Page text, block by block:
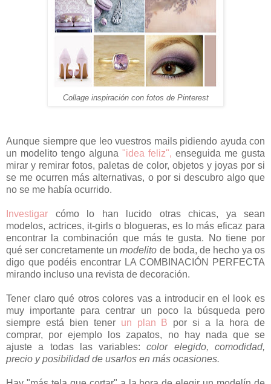
Collage inspiración con fotos de Pinterest
Aunque siempre que leo vuestros mails pidiendo ayuda con
un modelito tengo alguna "idea feliz", enseguida me gusta
mirar y remirar fotos, paletas de color, objetos y joyas por si
se me ocurren más alternativas, o por si descubro algo que
no se me había ocurrido.
Investigar cómo lo han lucido otras chicas, ya sean
modelos, actrices, it-girls o blogueras, es lo más eficaz para
encontrar la combinación que más te gusta. No tiene por
qué ser concretamente unmodelito de boda, de hecho ya os
digo que podéis encontrar LA COMBINACIÓN PERFECTA
mirando incluso una revista de decoración.
Tener claro qué otros colores vas a introducir en el look es
muy importante para centrar un poco la búsqueda pero
siempre está bien tenerun plan B por si a la hora de
comprar, por ejemplo los zapatos, no hay nada que se
ajuste a todas las variables:color elegido, comodidad,
precio y posibilidad de usarlos en más ocasiones.